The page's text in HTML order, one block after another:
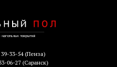
33-54(Пенза)
06-27(Саранск)